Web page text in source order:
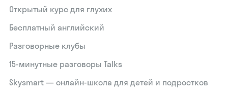
Открытый курс для глухих
Бесплатный английский
Разговорные клубы
15‑минутные разговоры Talks
Skysmart — онлайн-школа для детей и подростков